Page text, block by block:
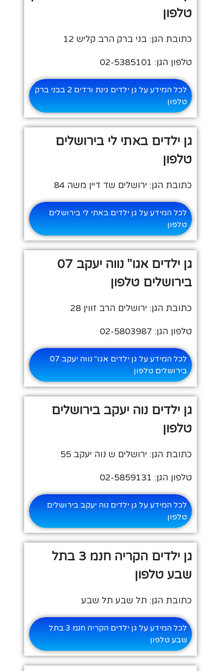
טלפון
כתובת הגן: בני ברק הרב קליש 12
טלפון הגן: 02-5385101
לכל המידע על גן ילדים גינת ורדים 2 בבני ברק
טלפון
גן ילדים באתי לי בירושלים
טלפון
כתובת הגן: ירושלים שד דיין משה 84
לכל המידע על גן ילדים באתי לי בירושלים
טלפון
גן ילדים אגו" נווה יעקב 07
בירושלים טלפון
כתובת הגן: ירושלים הרב זווין 28
טלפון הגן: 02-5803987
לכל המידע על גן ילדים אגו" נווה יעקב 07
בירושלים טלפון
גן ילדים נוה יעקב בירושלים
טלפון
כתובת הגן: ירושלים ש נוה יעקב 55
טלפון הגן: 02-5859131
לכל המידע על גן ילדים נוה יעקב בירושלים
טלפון
גן ילדים הקריה חנמ 3 בתל
שבע טלפון
כתובת הגן: תל שבע תל שבע
לכל המידע על גן ילדים הקריה חנמ 3 בתל
שבע טלפון